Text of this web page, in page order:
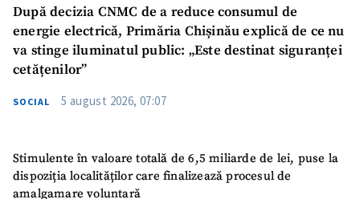
După decizia CNMC de a reduce consumul de
energie electrică, Primăria Chișinău explică de ce nu
va stinge iluminatul public: „Este destinat siguranței
cetățenilor”
SOCIAL 5 august 2026, 07:07
Stimulente în valoare totală de 6,5 miliarde de lei, puse la
dispoziția localităților care finalizează procesul de
amalgamare voluntară